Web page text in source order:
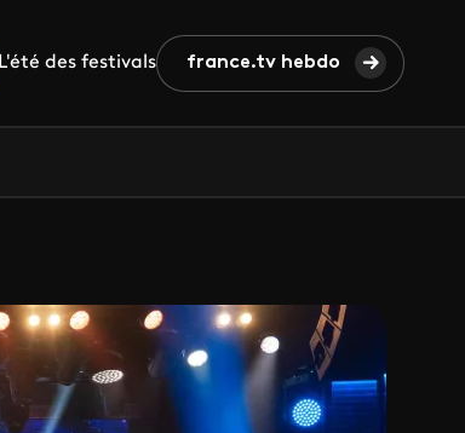
L'été des festivals france.tv hebdo